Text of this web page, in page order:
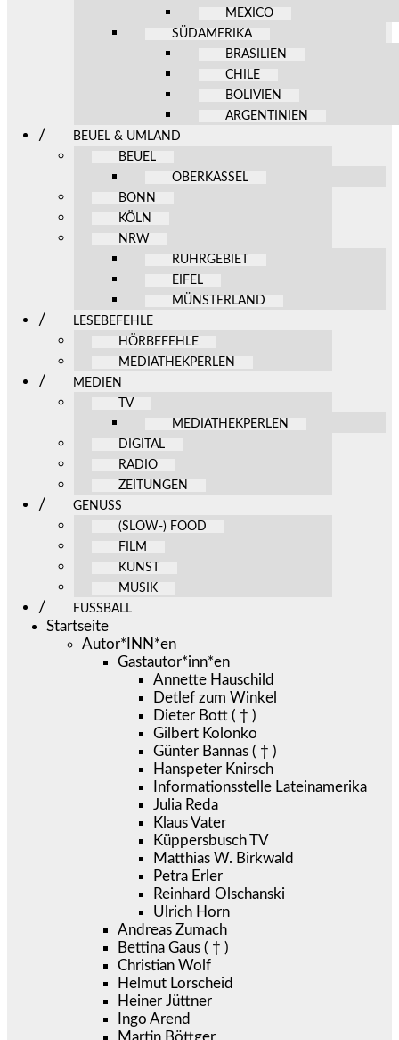
MEXICO
SÜDAMERIKA
BRASILIEN
CHILE
BOLIVIEN
ARGENTINIEN
BEUEL & UMLAND
BEUEL
OBERKASSEL
BONN
KÖLN
NRW
RUHRGEBIET
EIFEL
MÜNSTERLAND
LESEBEFEHLE
HÖRBEFEHLE
MEDIATHEKPERLEN
MEDIEN
TV
MEDIATHEKPERLEN
DIGITAL
RADIO
ZEITUNGEN
GENUSS
(SLOW-) FOOD
FILM
KUNST
MUSIK
FUSSBALL
Startseite
Autor*INN*en
Gastautor*inn*en
Annette Hauschild
Detlef zum Winkel
Dieter Bott ( † )
Gilbert Kolonko
Günter Bannas ( † )
Hanspeter Knirsch
Informationsstelle Lateinamerika
Julia Reda
Klaus Vater
Küppersbusch TV
Matthias W. Birkwald
Petra Erler
Reinhard Olschanski
Ulrich Horn
Andreas Zumach
Bettina Gaus ( † )
Christian Wolf
Helmut Lorscheid
Heiner Jüttner
Ingo Arend
Martin Böttger